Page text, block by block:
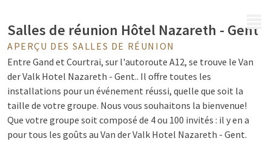
Salles de réunion Hôtel Nazareth - Gent
APERÇU DES SALLES DE RÉUNION
Entre Gand et Courtrai, sur l'autoroute A12, se trouve le Van
der Valk Hotel Nazareth - Gent.. Il offre toutes les
installations pour un événement réussi, quelle que soit la
taille de votre groupe. Nous vous souhaitons la bienvenue!
Que votre groupe soit composé de 4 ou 100 invités : il y en a
pour tous les goûts au Van der Valk Hotel Nazareth - Gent.